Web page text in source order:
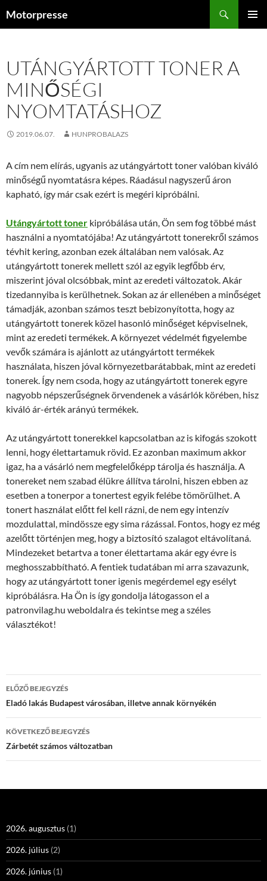
Motorpresse
UTÁNGYÁRTOTT TONER A
MINŐSÉGI
NYOMTATÁSHOZ
2019.06.07. HUNPROBALAZS
A cím nem elírás, ugyanis az utángyártott toner valóban kiváló
minőségű nyomtatásra képes. Ráadásul nagyszerű áron
kapható, így már csak ezért is megéri kipróbálni.
Utángyártott toner kipróbálása után, Ön sem fog többé mást
használni a nyomtatójába! Az utángyártott tonerekről számos
tévhit kering, azonban ezek általában nem valósak. Az
utángyártott tonerek mellett szól az egyik legfőbb érv,
miszerint jóval olcsóbbak, mint az eredeti változatok. Akár
tizedannyiba is kerülhetnek. Sokan az ár ellenében a minőséget
támadják, azonban számos teszt bebizonyította, hogy az
utángyártott tonerek közel hasonló minőséget képviselnek,
mint az eredeti termékek. A környezet védelmét figyelembe
vevők számára is ajánlott az utángyártott termékek
használata, hiszen jóval környezetbarátabbak, mint az eredeti
tonerek. Így nem csoda, hogy az utángyártott tonerek egyre
nagyobb népszerűségnek örvendenek a vásárlók körében, hisz
kiváló ár-érték arányú termékek.
Az utángyártott tonerekkel kapcsolatban az is kifogás szokott
lenni, hogy élettartamuk rövid. Ez azonban maximum akkor
igaz, ha a vásárló nem megfelelőképp tárolja és használja. A
tonereket nem szabad élükre állítva tárolni, hiszen ebben az
esetben a tonerpor a tonertest egyik felébe tömörülhet. A
tonert használat előtt fel kell rázni, de nem egy intenzív
mozdulattal, mindössze egy sima rázással. Fontos, hogy ez még
azelőtt történjen meg, hogy a biztosító szalagot eltávolítaná.
Mindezeket betartva a toner élettartama akár egy évre is
meghosszabbítható. A fentiek tudatában mi arra szavazunk,
hogy az utángyártott toner igenis megérdemel egy esélyt
kipróbálásra. Ha Ön is így gondolja látogasson el a
patronvilag.hu weboldalra és tekintse meg a széles
választékot!
Bejegyzés
navigáció
ELŐZŐ BEJEGYZÉS
Eladó lakás Budapest városában, illetve annak környékén
KÖVETKEZŐ BEJEGYZÉS
Zárbetét számos változatban
2026. augusztus (1)
2026. július (2)
2026. június (1)